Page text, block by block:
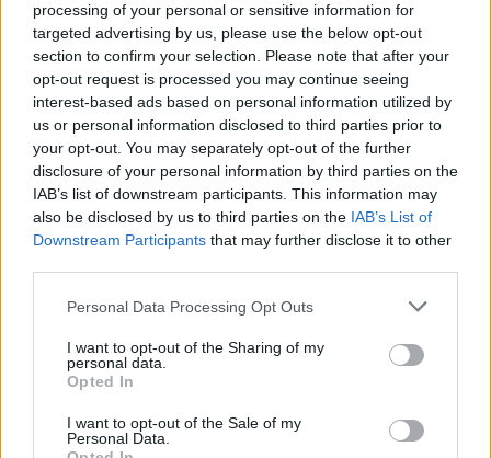
processing of your personal or sensitive information for
targeted advertising by us, please use the below opt-out
section to confirm your selection. Please note that after your
opt-out request is processed you may continue seeing
interest-based ads based on personal information utilized by
us or personal information disclosed to third parties prior to
your opt-out. You may separately opt-out of the further
disclosure of your personal information by third parties on the
IAB’s list of downstream participants. This information may
also be disclosed by us to third parties on the IAB’s List of
Downstream Participants that may further disclose it to other
Please note that this website/app uses one or more Google
not limited to your visit or usage behaviour. You may click to
grant or deny consent to Google and its third-party tags to
use your data for below specified purposes in below Google
consent section.
Personal Data Processing Opt Outs
I want to opt-out of the Sharing of my
personal data.
Opted In
I want to opt-out of the Sale of my
Personal Data.